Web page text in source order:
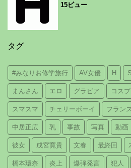
15ビュー
タグ
#みなりお修学旅行 AV女優 H
まんさん エロ グラビア コス
スマスマ チェリーボーイ フランス
中居正広 乳 事故 写真 動画
彼女 成宮寛貴 文春 最終回
橋本環奈 炎上 爆弾発言 犯人